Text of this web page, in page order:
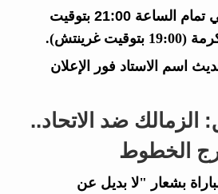
تمام الساعة
21:00 بتوقيت
(19:00 بتوقيت غرينتش).
اسم الاستاد فور الإعلان
ضد الاتحاد..
الخطوط
بشعار "لا بديل عن